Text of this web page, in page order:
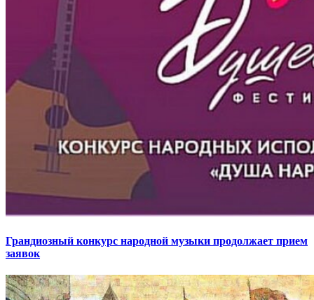
Грандиозный конкурс народной музыки продолжает прием
заявок